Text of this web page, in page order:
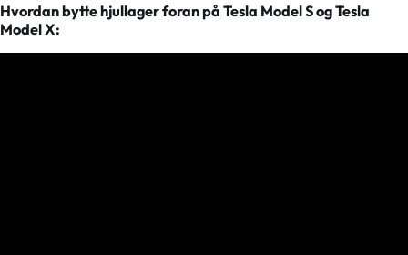
Hvordan bytte hjullager foran på Tesla Model S og Tesla
Model X: